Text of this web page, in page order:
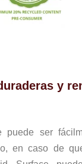
y
puede ser
en caso de